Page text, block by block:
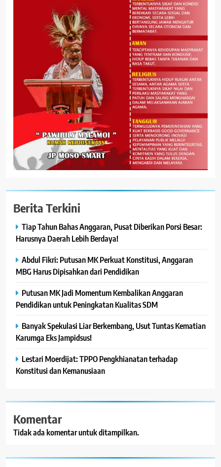
Berita Terkini
Tiap Tahun Bahas Anggaran, Pusat Diberikan Porsi Besar:
Harusnya Daerah Lebih Berdaya!
Abdul Fikri: Putusan MK Perkuat Konstitusi, Anggaran
MBG Harus Dipisahkan dari Pendidikan
Putusan MK Jadi Momentum Kembalikan Anggaran
Pendidikan untuk Peningkatan Kualitas SDM
Banyak Spekulasi Liar Berkembang, Usut Tuntas Kematian
Karumga Eks Jampidsus!
Lestari Moerdijat: TPPO Pengkhianatan terhadap
Konstitusi dan Kemanusiaan
Komentar
Tidak ada komentar untuk ditampilkan.